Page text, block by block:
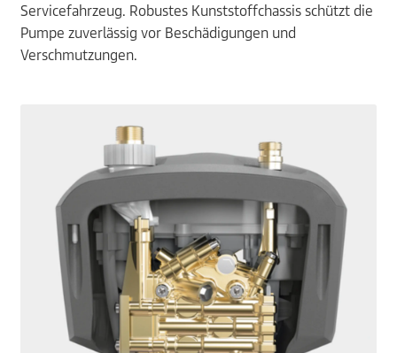
Servicefahrzeug. Robustes Kunststoffchassis schützt die
Pumpe zuverlässig vor Beschädigungen und
Verschmutzungen.